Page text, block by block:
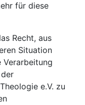
für diese
Recht, aus
Situation
e.V. zu